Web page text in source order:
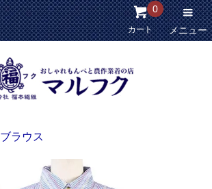
カート
0
メニュー
ブラウス